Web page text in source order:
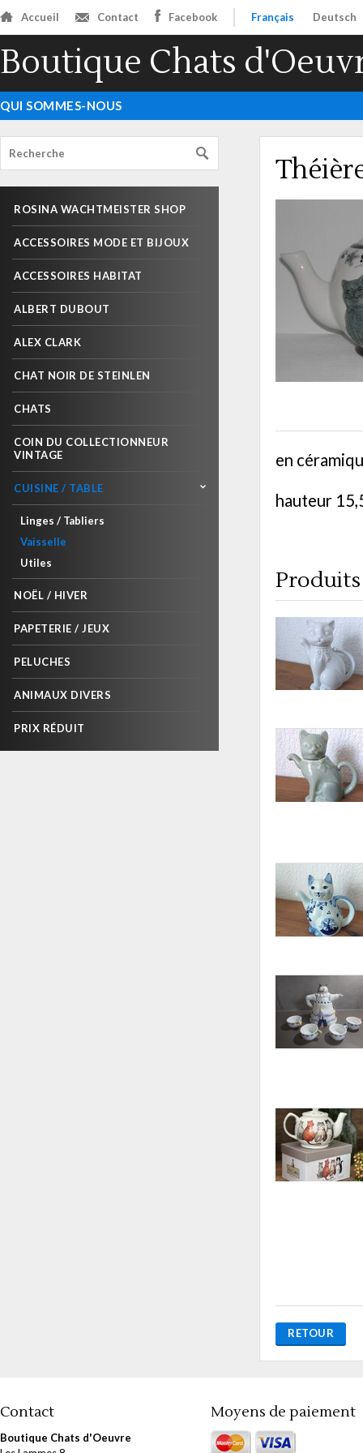
Accueil Contact Facebook Français Deutsch
Boutique Chats
QUI SOMMES-NOUS
ROSINA WACHTMEISTER SHOP
ACCESSOIRES MODE ET BIJOUX
ACCESSOIRES HABITAT
ALBERT DUBOUT
ALEX CLARK
CHAT NOIR DE STEINLEN
CHATS
COIN DU COLLECTIONNEUR
VINTAGE
CUISINE / TABLE
Linges / Tabliers
Vaisselle
Utiles
NOËL / HIVER
PAPETERIE / JEUX
PELUCHES
ANIMAUX DIVERS
PRIX RÉDUIT
en
hauteur
RETOUR
Contact
Boutique Chats d'Oeuvre
Moyens de paiement